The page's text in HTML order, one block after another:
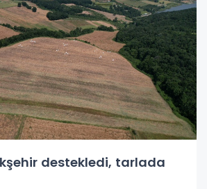
destekledi, tarlada